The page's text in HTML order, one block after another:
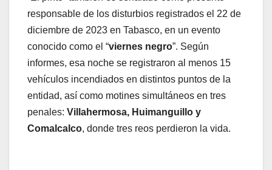
responsable de los disturbios registrados el 22 de
diciembre de 2023 en Tabasco, en un evento
conocido como el “viernes negro”. Según
informes, esa noche se registraron al menos 15
vehículos incendiados en distintos puntos de la
entidad, así como motines simultáneos en tres
penales: Villahermosa, Huimanguillo y
Comalcalco, donde tres reos perdieron la vida.